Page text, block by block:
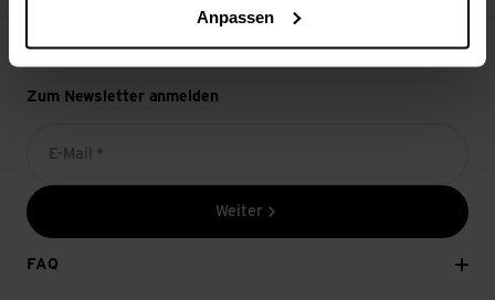
Anpassen
Zum Newsletter anmelden
E-Mail *
Weiter
FAQ